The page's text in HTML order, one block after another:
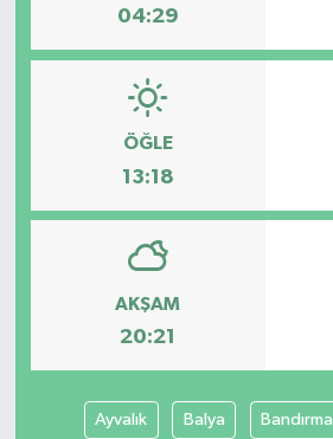
04:29
ÖĞLE
13:18
AKŞAM
20:21
Ayvalık Balya Bandırma